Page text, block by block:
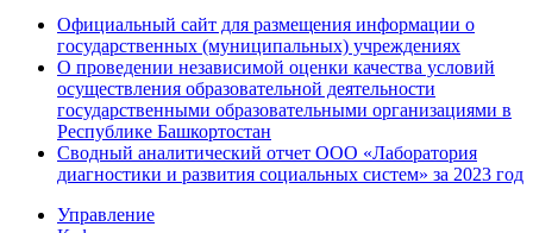
Официальный сайт для размещения информации о
государственных (муниципальных) учреждениях
О проведении независимой оценки качества условий
осуществления образовательной деятельности
государственными образовательными организациями в
Республике Башкортостан
Сводный аналитический отчет ООО «Лаборатория
диагностики и развития социальных систем» за 2023 год
Управление